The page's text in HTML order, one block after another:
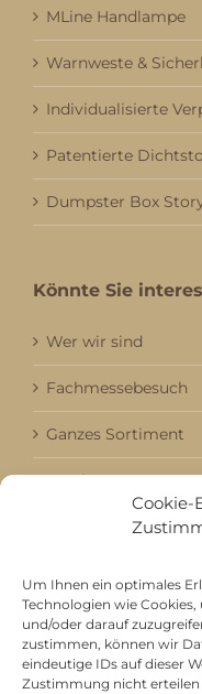
Cookie-
Um Ihnen ein optimales
Technologien wie
und/oder darauf
zustimmen, können wir
eindeutige IDs auf dieser
Zustimmung nicht
MLine Handlampe
Warnweste &
Individualisierte
Patentierte
Dumpster Box
Könnte Sie
Wer wir sind
Fachmessebesuch
Ganzes Sortiment
Kataloge
Aktuell / Saison
Mitgliedschaft bei